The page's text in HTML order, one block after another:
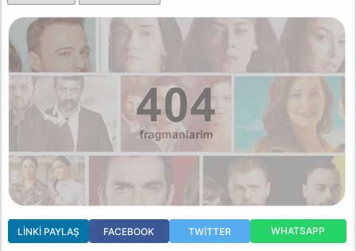
LINKI PAYLAŞ FACEBOOK TWITTER WHATSAPP